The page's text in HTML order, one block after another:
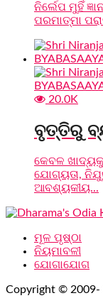
ନିର୍ଲେପ ମୁହିଁ
ପରମାତ୍ମା
20.0K
ବୃତ୍ତିରୁ
କେବଳ
ଯୋଗ୍ୟତା,
ଆବଶ୍ୟକୀୟ...
ମୂଳ ପୃଷ୍ଠା
ନିୟମାବଳୀ
ଯୋଗାଯୋଗ
Copyright © 2009-